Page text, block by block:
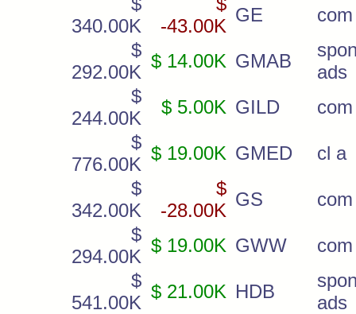
340.00K
-43.00K
GE
$
292.00K
$ 14.00K GMAB
ads
$
244.00K
$ 5.00K GILD
com
$
776.00K
$ 19.00K GMED
cl a
$
342.00K
$
-28.00K
GS
com
$
294.00K
$ 19.00K GWW
com
$
541.00K
$ 21.00K HDB
ads